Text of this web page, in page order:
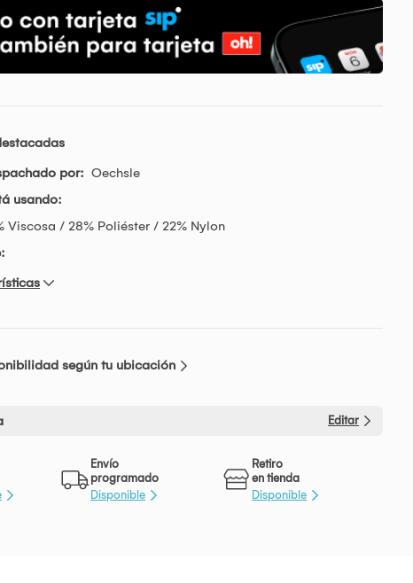
por: Oechsle
usando:
Viscosa / 28% Poliéster / 22% Nylon
según tu ubicación
Editar
Envío
programado
Disponible
Retiro
en tienda
Disponible